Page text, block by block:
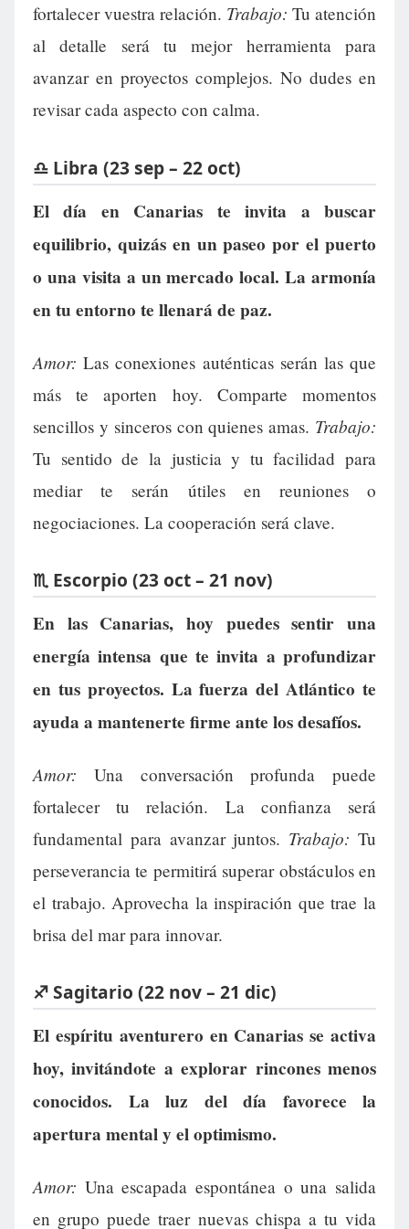
fortalecer vuestra relación. Trabajo: Tu atención
al detalle será tu mejor herramienta para
avanzar en proyectos complejos. No dudes en
revisar cada aspecto con calma.
♎ Libra (23 sep – 22 oct)
El día en Canarias te invita a buscar
equilibrio, quizás en un paseo por el puerto
o una visita a un mercado local. La armonía
en tu entorno te llenará de paz.
Amor: Las conexiones auténticas serán las que
más te aporten hoy. Comparte momentos
sencillos y sinceros con quienes amas. Trabajo:
Tu sentido de la justicia y tu facilidad para
mediar te serán útiles en reuniones o
negociaciones. La cooperación será clave.
♏ Escorpio (23 oct – 21 nov)
En las Canarias, hoy puedes sentir una
energía intensa que te invita a profundizar
en tus proyectos. La fuerza del Atlántico te
ayuda a mantenerte firme ante los desafíos.
Amor: Una conversación profunda puede
fortalecer tu relación. La confianza será
fundamental para avanzar juntos. Trabajo: Tu
perseverancia te permitirá superar obstáculos en
el trabajo. Aprovecha la inspiración que trae la
brisa del mar para innovar.
♐ Sagitario (22 nov – 21 dic)
El espíritu aventurero en Canarias se activa
hoy, invitándote a explorar rincones menos
conocidos. La luz del día favorece la
apertura mental y el optimismo.
Amor: Una escapada espontánea o una salida
en grupo puede traer nuevas chispa a tu vida